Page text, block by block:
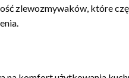
zlewozmywaków, które